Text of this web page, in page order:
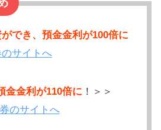
でき、預金金利が100倍に
サイトへ
金金利が110倍に ！＞＞
のサイトへ